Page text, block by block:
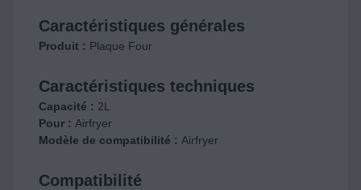
Caractéristiques générales
Produit : Plaque Four
Caractéristiques techniques
Capacité : 2L
Pour : Airfryer
Modèle de compatibilité : Airfryer
Compatibilité